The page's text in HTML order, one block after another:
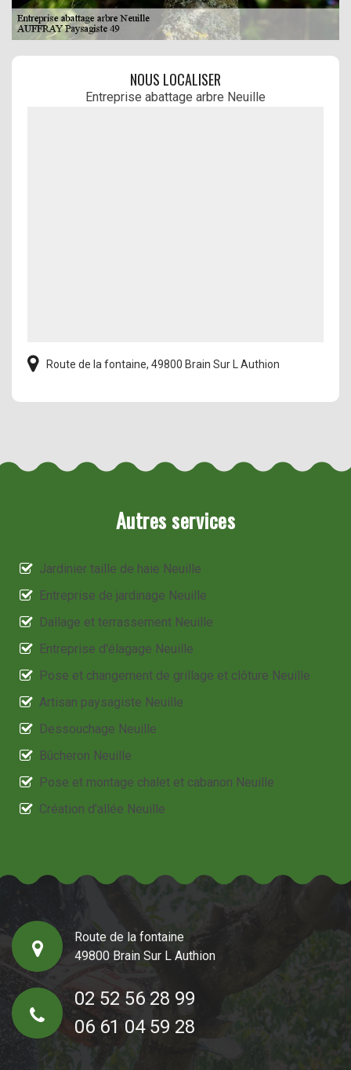
NOUS LOCALISER
Entreprise abattage arbre Neuille
Route de la fontaine, 49800 Brain Sur L Authion
Autres services
Jardinier taille de haie Neuille
Entreprise de jardinage Neuille
Dallage et terrassement Neuille
Entreprise d'élagage Neuille
Pose et changement de grillage et clôture Neuille
Artisan paysagiste Neuille
Dessouchage Neuille
Bûcheron Neuille
Pose et montage chalet et cabanon Neuille
Création d'allée Neuille
Route de la fontaine
49800 Brain Sur L Authion
02 52 56 28 99
06 61 04 59 28